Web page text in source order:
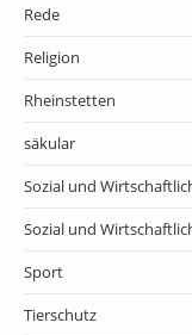
Rede
Religion
Rheinstetten
säkular
Sozial und
Sozial und
Sport
Tierschutz